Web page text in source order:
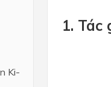
Ki-
1. Tác